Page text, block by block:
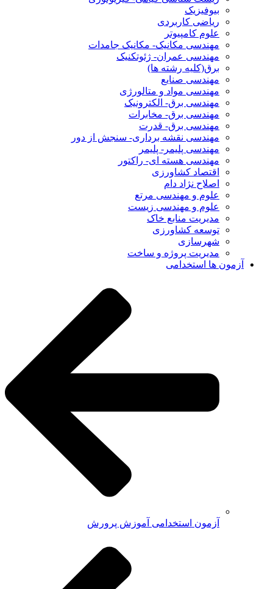
بیوفیزیک
ریاضی کاربردی
علوم کامپیوتر
مهندسی مکانیک- مکانیک جامدات
مهندسی عمران- ژئوتکنیک
برق(کلیه رشته ها)
مهندسی صنایع
مهندسی مواد و متالورژی
مهندسی برق- الکترونیک
مهندسی برق- مخابرات
مهندسی برق- قدرت
مهندسی نقشه برداری- سنجش از دور
مهندسی پلیمر- پلیمر
مهندسی هسته ای- راکتور
اقتصاد کشاورزی
اصلاح نژاد دام
علوم و مهندسی مرتع
علوم و مهندسی زیست
مدیریت منابع خاک
توسعه کشاورزی
شهرسازی
مدیریت پروژه و ساخت
آزمون ها استخدامی
آزمون استخدامی آموزش پرورش